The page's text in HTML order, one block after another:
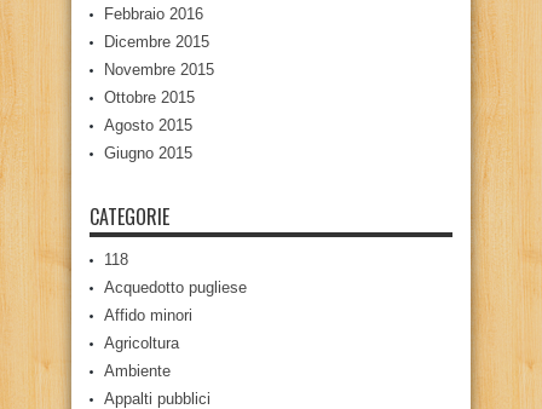
Febbraio 2016
Dicembre 2015
Novembre 2015
Ottobre 2015
Agosto 2015
Giugno 2015
CATEGORIE
118
Acquedotto pugliese
Affido minori
Agricoltura
Ambiente
Appalti pubblici